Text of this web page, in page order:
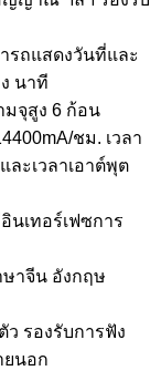
รถแสดงวันที่และ
นาที
มจุสูง 6 ก้อน
ชม. เวลา
ละเวลาเอาต์พุต
นเทอร์เฟซการ
ษาจีน อังกฤษ
ว รองรับการฟัง
ยนอก